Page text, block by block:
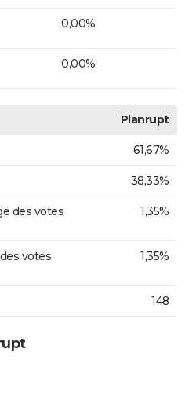
0,00%
0,00%
Planrupt
61,67%
38,33%
des votes
1,35%
votes
1,35%
148